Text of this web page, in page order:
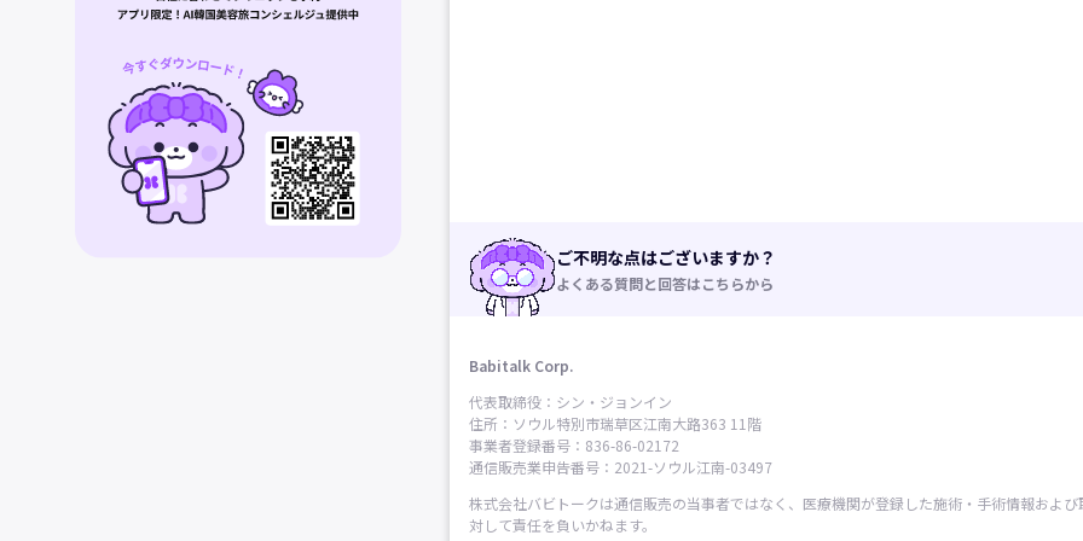
ご不明な点はございますか？
よくある質問と回答はこちらから
Babitalk Corp.
代表取締役：シン・ジョンイン
住所：ソウル特別市瑞草区江南大路363 11階
事業者登録番号：836-86-02172
通信販売業申告番号：2021-ソウル江南-03497
株式会社バビトークは通信販売の当事者ではなく、医療機関が登録した施術・手術情報および
対して責任を負いかねます。